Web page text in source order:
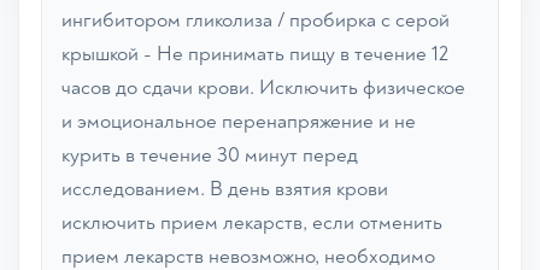
ингибитором гликолиза / пробирка с серой
крышкой - Не принимать пищу в течение 12
часов до сдачи крови. Исключить физическое
и эмоциональное перенапряжение и не
курить в течение 30 минут перед
исследованием. В день взятия крови
исключить прием лекарств, если отменить
прием лекарств невозможно, необходимо